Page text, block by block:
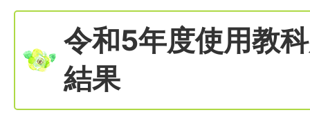
令和5年度使用教
結果